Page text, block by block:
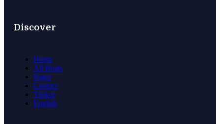
Discover
Home
All Boats
Pages
Contact
Türkçe
English